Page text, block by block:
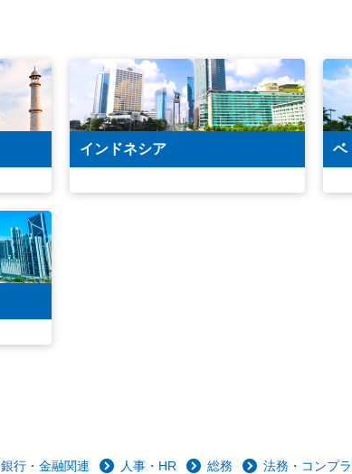
インドネシア ベ
銀行・金融関連 人事・HR 総務 法務・コンプ